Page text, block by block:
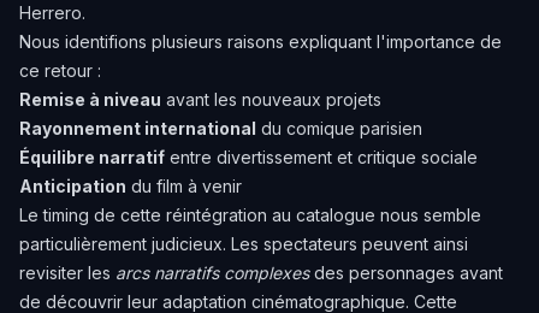
Herrero.
Nous identifions plusieurs raisons expliquant l'importance de
ce retour :
Remise à niveau avant les nouveaux projets
Rayonnement international du comique parisien
Équilibre narratif entre divertissement et critique sociale
Anticipation du film à venir
Le timing de cette réintégration au catalogue nous semble
particulièrement judicieux. Les spectateurs peuvent ainsi
revisiter les arcs narratifs complexesdes personnages avant
de découvrir leur adaptation cinématographique. Cette